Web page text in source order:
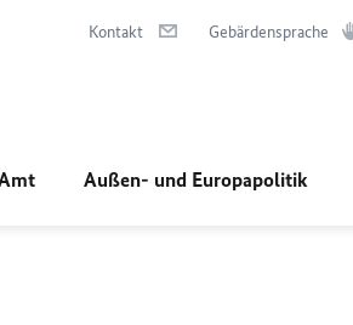
Kontakt Gebärdensprache
Außen- und Europapolitik